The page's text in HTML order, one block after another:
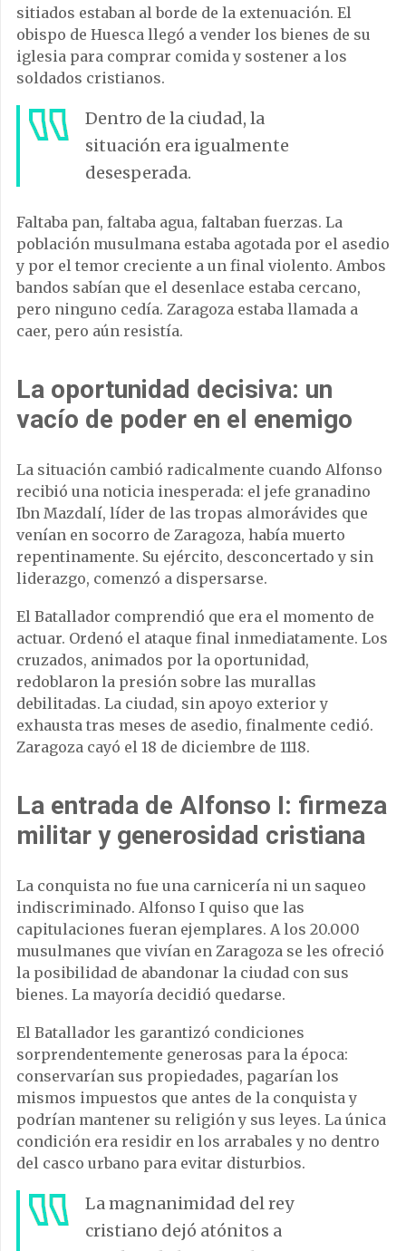
sitiados estaban al borde de la extenuación. El
obispo de Huesca llegó a vender los bienes de su
iglesia para comprar comida y sostener a los
soldados cristianos.
Dentro de la ciudad, la
situación era igualmente
desesperada.
Faltaba pan, faltaba agua, faltaban fuerzas. La
población musulmana estaba agotada por el asedio
y por el temor creciente a un final violento. Ambos
bandos sabían que el desenlace estaba cercano,
pero ninguno cedía. Zaragoza estaba llamada a
caer, pero aún resistía.
La oportunidad decisiva: un
vacío de poder en el enemigo
La situación cambió radicalmente cuando Alfonso
recibió una noticia inesperada: el jefe granadino
Ibn Mazdalí, líder de las tropas almorávides que
venían en socorro de Zaragoza, había muerto
repentinamente. Su ejército, desconcertado y sin
liderazgo, comenzó a dispersarse.
El Batallador comprendió que era el momento de
actuar. Ordenó el ataque final inmediatamente. Los
cruzados, animados por la oportunidad,
redoblaron la presión sobre las murallas
debilitadas. La ciudad, sin apoyo exterior y
exhausta tras meses de asedio, finalmente cedió.
Zaragoza cayó el 18 de diciembre de 1118.
La entrada de Alfonso I: firmeza
militar y generosidad cristiana
La conquista no fue una carnicería ni un saqueo
indiscriminado. Alfonso I quiso que las
capitulaciones fueran ejemplares. A los 20.000
musulmanes que vivían en Zaragoza se les ofreció
la posibilidad de abandonar la ciudad con sus
bienes. La mayoría decidió quedarse.
El Batallador les garantizó condiciones
sorprendentemente generosas para la época:
conservarían sus propiedades, pagarían los
mismos impuestos que antes de la conquista y
podrían mantener su religión y sus leyes. La única
condición era residir en los arrabales y no dentro
del casco urbano para evitar disturbios.
La magnanimidad del rey
cristiano dejó atónitos a